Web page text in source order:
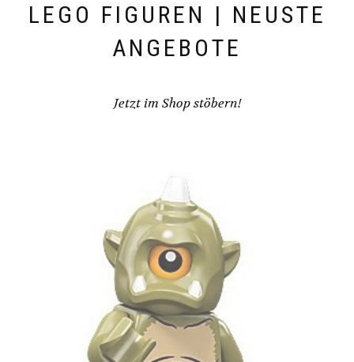
LEGO FIGUREN | NEUSTE
ANGEBOTE
Jetzt im Shop stöbern!